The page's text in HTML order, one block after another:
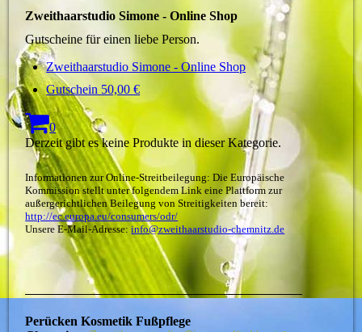
Zweithaarstudio Simone - Online Shop
Gutscheine für einen liebe Person.
Zweithaarstudio Simone - Online Shop
Gutschein 50,00 €
0
Derzeit gibt es keine Produkte in dieser Kategorie.
Informationen zur Online-Streitbeilegung: Die Europäische
Kommission stellt unter folgendem Link eine Plattform zur
außergerichtlichen Beilegung von Streitigkeiten bereit:
http://ec.europa.eu/consumers/odr/
Unsere E-Mail-Adresse:info@zweithaarstudio-chemnitz.de
Perücken Kosmetik Fußpflege